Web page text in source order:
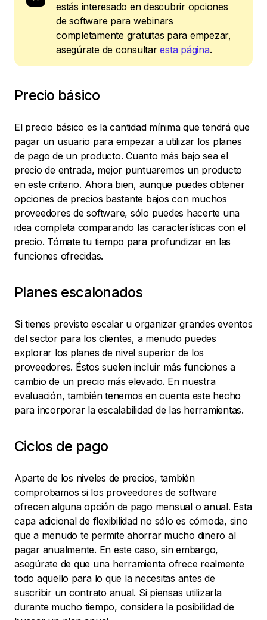
estás interesado en descubrir opciones
de software para webinars
completamente gratuitas para empezar,
asegúrate de consultaresta página.
Precio básico
El precio básico es la cantidad mínima que tendrá que
pagar un usuario para empezar a utilizar los planes
de pago de un producto. Cuanto más bajo sea el
precio de entrada, mejor puntuaremos un producto
en este criterio. Ahora bien, aunque puedes obtener
opciones de precios bastante bajos con muchos
proveedores de software, sólo puedes hacerte una
idea completa comparando las características con el
precio. Tómate tu tiempo para profundizar en las
funciones ofrecidas.
Planes escalonados
Si tienes previsto escalar u organizar grandes eventos
del sector para los clientes, a menudo puedes
explorar los planes de nivel superior de los
proveedores. Éstos suelen incluir más funciones a
cambio de un precio más elevado. En nuestra
evaluación, también tenemos en cuenta este hecho
para incorporar la escalabilidad de las herramientas.
Ciclos de pago
Aparte de los niveles de precios, también
comprobamos si los proveedores de software
ofrecen alguna opción de pago mensual o anual. Esta
capa adicional de flexibilidad no sólo es cómoda, sino
que a menudo te permite ahorrar mucho dinero al
pagar anualmente. En este caso, sin embargo,
asegúrate de que una herramienta ofrece realmente
todo aquello para lo que la necesitas antes de
suscribir un contrato anual. Si piensas utilizarla
durante mucho tiempo, considera la posibilidad de